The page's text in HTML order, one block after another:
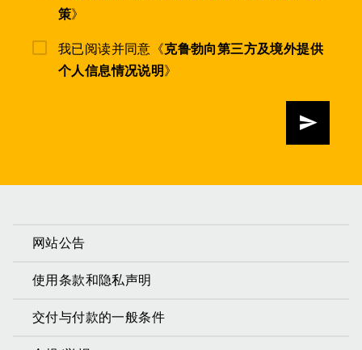
策》
我已阅读并同意《克鲁勃向第三方及境外提供
个人信息情况说明》
发送
网站公告
使用条款和隐私声明
交付与付款的一般条件